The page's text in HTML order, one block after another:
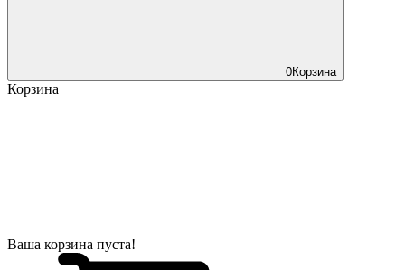
0Корзина
Корзина
Ваша корзина пуста!